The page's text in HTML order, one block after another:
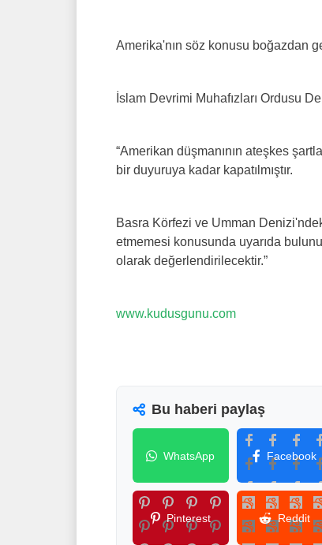
Amerika'nın söz konusu boğazdan
İslam Devrimi Muhafızları Ordusu
“Amerikan düşmanının ateşkes
bir duyuruya kadar kapatılmıştır.
Basra Körfezi ve Umman
etmemesi konusunda uyarıda
olarak değerlendirilecektir.”
www.kudusgunu.com
Bu haberi paylaş
WhatsApp Facebook
Pinterest Reddit